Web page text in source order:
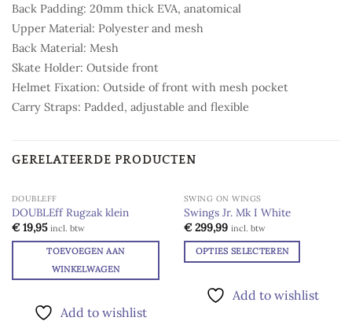
Back Padding: 20mm thick EVA, anatomical
Upper Material: Polyester and mesh
Back Material: Mesh
Skate Holder: Outside front
Helmet Fixation: Outside of front with mesh pocket
Carry Straps: Padded, adjustable and flexible
GERELATEERDE PRODUCTEN
DOUBLEFF
DOUBLEff Rugzak klein
€19,95 incl. btw
TOEVOEGEN AAN
WINKELWAGEN
Add to wishlist
SWING ON WINGS
Swings Jr. Mk I White
€299,99 incl. btw
OPTIES SELECTEREN
product
Add to wishlist